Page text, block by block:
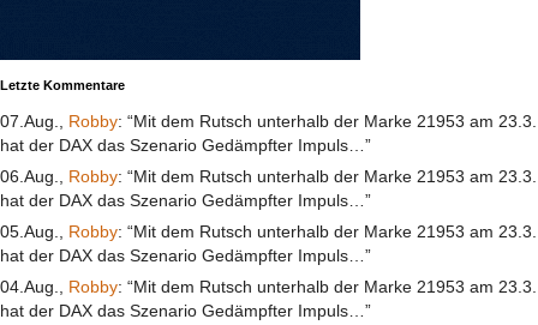
Letzte Kommentare
07.Aug., Robby: “Mit dem Rutsch unterhalb der Marke 21953 am 23.3.
hat der DAX das Szenario Gedämpfter Impuls…”
06.Aug., Robby: “Mit dem Rutsch unterhalb der Marke 21953 am 23.3.
hat der DAX das Szenario Gedämpfter Impuls…”
05.Aug., Robby: “Mit dem Rutsch unterhalb der Marke 21953 am 23.3.
hat der DAX das Szenario Gedämpfter Impuls…”
04.Aug., Robby: “Mit dem Rutsch unterhalb der Marke 21953 am 23.3.
hat der DAX das Szenario Gedämpfter Impuls…”